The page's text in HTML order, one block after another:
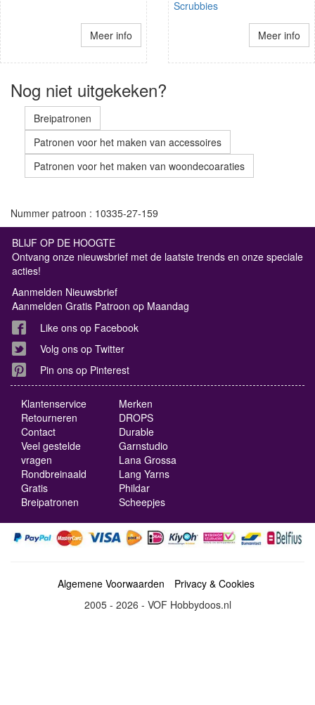
Meer info
Scrubbies
Meer info
Nog niet uitgekeken?
Breipatronen
Patronen voor het maken van accessoires
Patronen voor het maken van woondecoaraties
Nummer patroon : 10335-27-159
BLIJF OP DE HOOGTE
Ontvang onze nieuwsbrief met de laatste trends en onze speciale
acties!
Aanmelden Nieuwsbrief
Aanmelden Gratis Patroon op Maandag
Like ons op Facebook
Volg ons op Twitter
Pin ons op Pinterest
Klantenservice
Retourneren
Contact
Veel gestelde
vragen
Rondbreinaald
Gratis
Breipatronen
Merken
DROPS
Durable
Garnstudio
Lana Grossa
Lang Yarns
Phildar
Scheepjes
Algemene Voorwaarden
Privacy & Cookies
2005 - 2026 - VOF Hobbydoos.nl